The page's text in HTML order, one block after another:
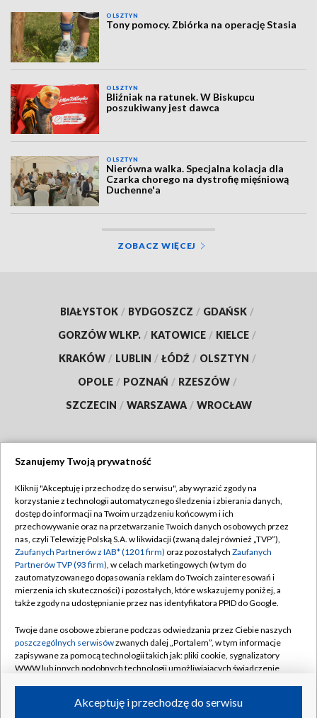
OLSZTYN
Tony pomocy. Zbiórka na operację Stasia
OLSZTYN
Bliźniak na ratunek. W Biskupcu
poszukiwany jest dawca
OLSZTYN
Nierówna walka. Specjalna kolacja dla
Czarka chorego na dystrofię mięśniową
Duchenne'a
ZOBACZ WIĘCEJ
BIAŁYSTOK / BYDGOSZCZ / GDAŃSK /
GORZÓW WLKP. / KATOWICE / KIELCE /
KRAKÓW / LUBLIN / ŁÓDŹ / OLSZTYN /
OPOLE / POZNAŃ / RZESZÓW /
SZCZECIN / WARSZAWA / WROCŁAW
TVP
Abonament TVP
Emisja w TVP
Centrum informacji TVP
Naziemna Telewizja Cyfrowa
Rada Programowa
System NOS
Informacje o nadawcy
Program dla prasy
Regulamin TVP
Polityka prywatności
Moje zgody
Pomoc
Kontakt
Kanały
Szanujemy Twoją prywatność
Kliknij "Akceptuję i przechodzę do serwisu", aby wyrazić zgody na
korzystanie z technologii automatycznego śledzenia i zbierania danych,
dostęp do informacji na Twoim urządzeniu końcowym i ich
przechowywanie oraz na przetwarzanie Twoich danych osobowych przez
nas, czyli Telewizję Polską S.A. w likwidacji (zwaną dalej również „TVP”),
Zaufanych Partnerów z IAB* (1201 firm) oraz pozostałych Zaufanych
Partnerów TVP (93 firm), w celach marketingowych (w tym do
zautomatyzowanego dopasowania reklam do Twoich zainteresowań i
mierzenia ich skuteczności) i pozostałych, które wskazujemy poniżej, a
także zgody na udostępnianie przez nas identyfikatora PPID do Google.
Twoje dane osobowe zbierane podczas odwiedzania przez Ciebie naszych
poszczególnych serwisówzwanych dalej „Portalem”, w tym informacje
zapisywane za pomocą technologii takich jak: pliki cookie, sygnalizatory
WWW lub innych podobnych technologii umożliwiających świadczenie
ruchu w Internecie.Akceptuję i przechodzę do serwisu